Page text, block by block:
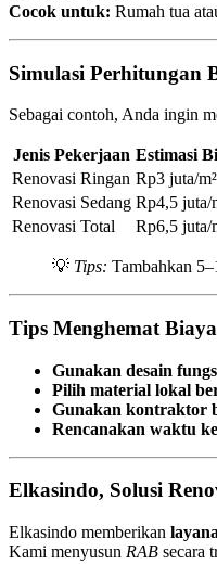
Cocok untuk: Rumah tua
Simulasi Perhitungan
Sebagai contoh, Anda ingin
Jenis Pekerjaan Estimasi
Renovasi Ringan Rp3 juta/m²
Renovasi Sedang Rp4,5 juta/
Renovasi Total
Rp6,5 juta/
💡 Tips: Tambahkan
Tips Menghemat
Gunakan desain
Pilih material lokal
Gunakan kontraktor
Rencanakan waktu
Elkasindo, Solusi
Elkasindo memberikan
Kami menyusun RAB secara